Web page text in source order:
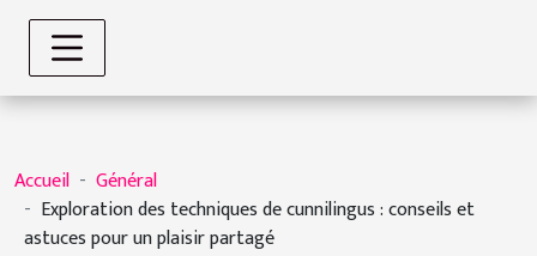
Accueil
Général
Exploration des techniques de cunnilingus : conseils et
astuces pour un plaisir partagé